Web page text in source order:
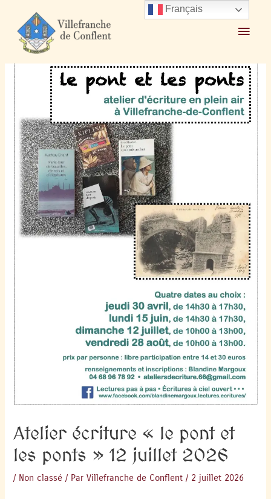
Accueil 2026 juillet
Atelier écriture « le pont et les ponts » 12 juillet 2026
Atelier écriture « le pont et
les ponts » 12 juillet 2026
/ Non classé / ParVillefranche de Conflent / 2 juillet 2026
Français